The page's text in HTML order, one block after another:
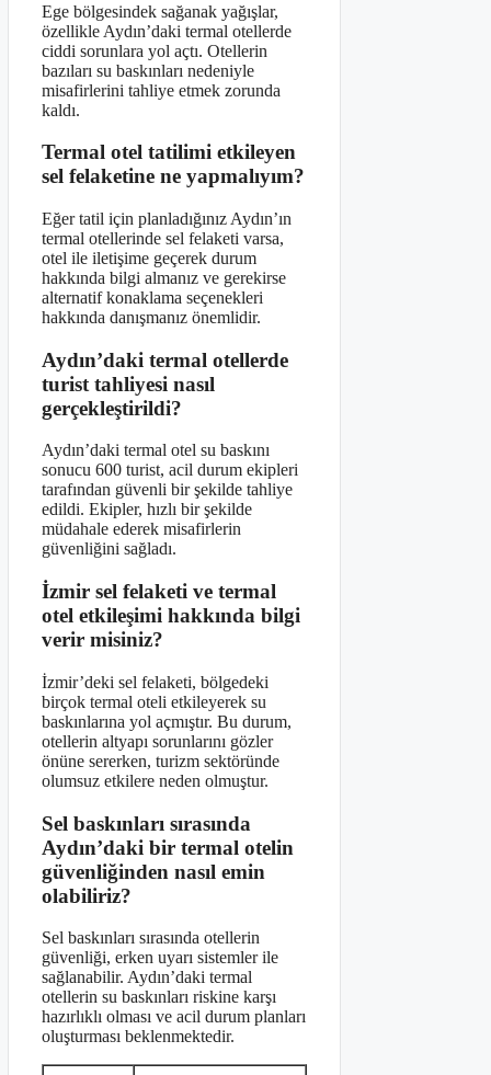
Ege bölgesindek sağanak yağışlar,
özellikle Aydın’daki termal otellerde
ciddi sorunlara yol açtı. Otellerin
bazıları su baskınları nedeniyle
misafirlerini tahliye etmek zorunda
kaldı.
Termal otel tatilimi etkileyen
sel felaketine ne yapmalıyım?
Eğer tatil için planladığınız Aydın’ın
termal otellerinde sel felaketi varsa,
otel ile iletişime geçerek durum
hakkında bilgi almanız ve gerekirse
alternatif konaklama seçenekleri
hakkında danışmanız önemlidir.
Aydın’daki termal otellerde
turist tahliyesi nasıl
gerçekleştirildi?
Aydın’daki termal otel su baskını
sonucu 600 turist, acil durum ekipleri
tarafından güvenli bir şekilde tahliye
edildi. Ekipler, hızlı bir şekilde
müdahale ederek misafirlerin
güvenliğini sağladı.
İzmir sel felaketi ve termal
otel etkileşimi hakkında bilgi
verir misiniz?
İzmir’deki sel felaketi, bölgedeki
birçok termal oteli etkileyerek su
baskınlarına yol açmıştır. Bu durum,
otellerin altyapı sorunlarını gözler
önüne sererken, turizm sektöründe
olumsuz etkilere neden olmuştur.
Sel baskınları sırasında
Aydın’daki bir termal otelin
güvenliğinden nasıl emin
olabiliriz?
Sel baskınları sırasında otellerin
güvenliği, erken uyarı sistemler ile
sağlanabilir. Aydın’daki termal
otellerin su baskınları riskine karşı
hazırlıklı olması ve acil durum planları
oluşturması beklenmektedir.